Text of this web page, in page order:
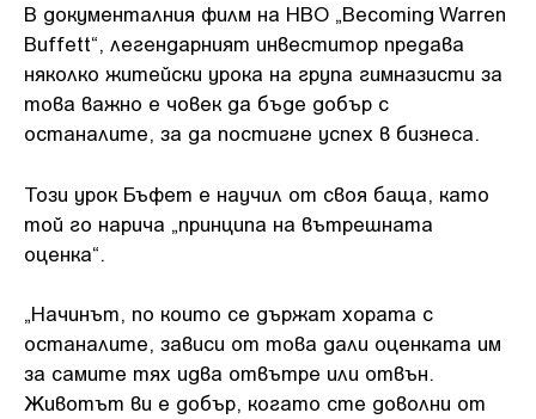
В документалния филм на HBO „Becoming Warren
Buffett“, легендарният инвеститор предава
няколко житейски урока на група гимназисти за
това важно е човек да бъде добър с
останалите, за да постигне успех в бизнеса.
Този урок Бъфет е научил от своя баща, като
той го нарича „принципа на вътрешната
оценка“.
„Начинът, по които се държат хората с
останалите, зависи от това дали оценката им
за самите тях идва отвътре или отвън.
Животът ви е добър, когато сте доволни от